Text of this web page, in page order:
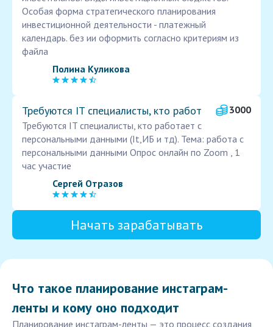
Особая форма стратегического планирования
инвестиционной деятельности - платежный
календарь. без ии оформить согласно критериям из
файла
Полина Куликова
Требуются IT специалисты, кто работ
3000
Требуются IT специалисты, кто работает с
персональными данными (It,ИБ и тд). Тема: работа с
персональными данными Опрос онлайн по Zoom , 1
час участие
Сергей Отразов
Начать зарабатывать
Что такое планирование инстаграм-
ленты и кому оно подходит
Планирование инстаграм-ленты — это процесс создания